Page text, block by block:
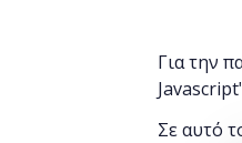
Για την
Σε αυτό